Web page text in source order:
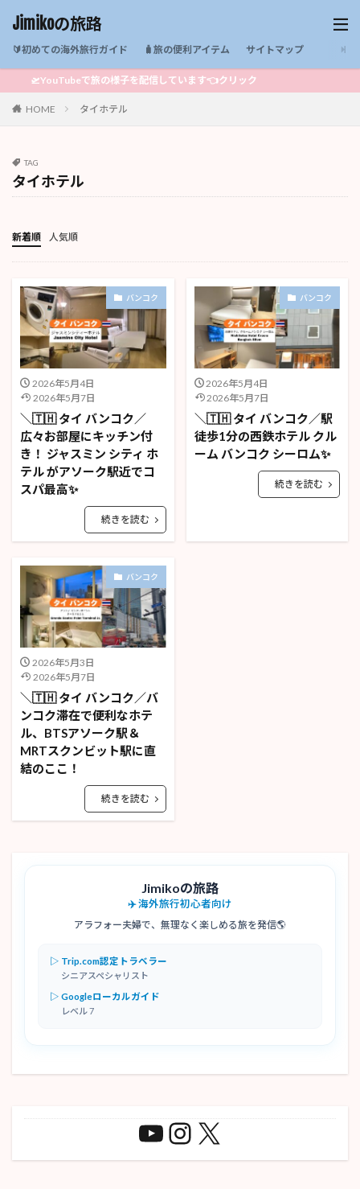
Jimikoの旅路
🔰初めての海外旅行ガイド 🧳旅の便利アイテム サイトマップ
🛫YouTubeで旅の様子を配信しています👈クリック
HOME タイホテル
TAG
タイホテル
新着順 人気順
バンコク
2026年5月4日
2026年5月7日
＼🇹🇭 タイ バンコク／
広々お部屋にキッチン付
き！ ジャスミン シティ ホ
テル がアソーク駅近でコ
スパ最高✨
続きを読む
バンコク
2026年5月4日
2026年5月7日
＼🇹🇭 タイ バンコク／駅
徒歩1分の西鉄ホテル クル
ーム バンコク シーロム✨
続きを読む
バンコク
2026年5月3日
2026年5月7日
＼🇹🇭 タイ バンコク／バ
ンコク滞在で便利なホテ
ル、BTSアソーク駅＆
MRTスクンビット駅に直
結のここ！
続きを読む
Jimikoの旅路
✈️ 海外旅行初心者向け
アラフォー夫婦で、無理なく楽しめる旅を発信🌎
▷ Trip.com認定トラベラー
シニアスペシャリスト
▷ Googleローカルガイド
レベル 7